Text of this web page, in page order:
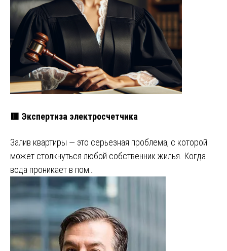
🟥 Экспертиза электросчетчика
Залив квартиры — это серьезная проблема, с которой
может столкнуться любой собственник жилья. Когда
вода проникает в пом…